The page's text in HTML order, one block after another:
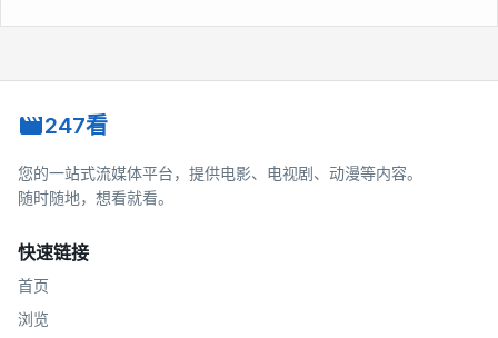
247看
您的一站式流媒体平台，提供电影、电视剧、动漫等内容。
随时随地，想看就看。
快速链接
首页
浏览